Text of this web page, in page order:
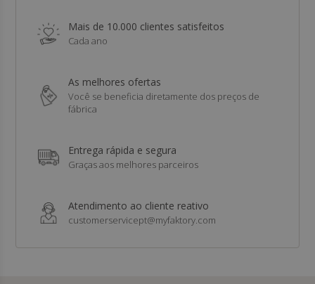
Mais de 10.000 clientes satisfeitos
Cada ano
As melhores ofertas
Você se beneficia diretamente dos preços de
fábrica
Entrega rápida e segura
Graças aos melhores parceiros
Atendimento ao cliente reativo
customerservicept@myfaktory.com